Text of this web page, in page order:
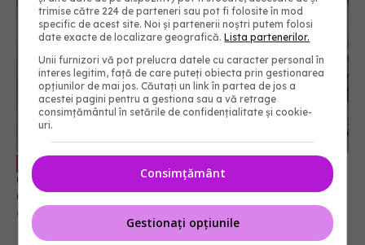
EXCLUSIV
uterin nu mai ajung la operație. Dr. Sorin Bogdan
(SANADOR): Intervenția chirurgicală, doar în
situații particulare
06 aug 2026, 20:45
trimise către 224 de parteneri sau pot fi folosite în mod
specific de acest site. Noi și partenerii noștri putem folosi
date exacte de localizare geografică.Lista partenerilor.
Unii furnizori vă pot prelucra datele cu caracter personal în
interes legitim, față de care puteți obiecta prin gestionarea
opțiunilor de mai jos. Căutați un link în partea de jos a
acestei pagini pentru a gestiona sau a vă retrage
consimțământul în setările de confidențialitate și cookie-
uri.
Consimțământ
Gestionați opțiunile